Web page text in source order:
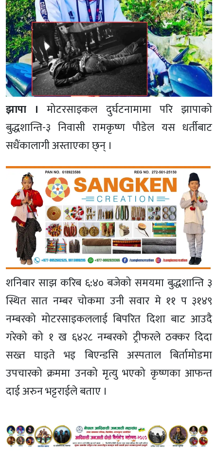
झापा । मोटरसाइकल दुर्घटनामामा परि झापाको
बुद्धशान्ति-३ निवासी रामकृष्ण पौडेल यस धर्तीबाट
सधैंकालागी अस्ताएका छ्न् ।
शनिबार साझ करिब ६:४० बजेको समयमा बुद्धशान्ति ३
स्थित सात नम्बर चोकमा उनी सवार मे ११ प ३१४९
नम्बरको मोटरसाइकललाई बिपरित दिशा बाट आउदै
गरेको को १ ख ६४२८ नम्बरको ट्रीफरले ठक्कर दिदा
सख्त घाइते भइ बिएन्डसि अस्पताल बिर्तामोडमा
उपचारको क्रममा उनको मृत्यु भएको कृष्णका आफन्त
दाई अरुन भट्टराईले बताए ।